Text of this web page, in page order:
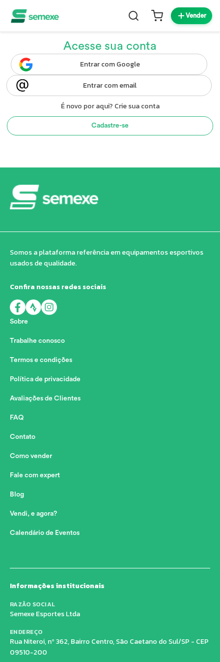
Vender
Acesse sua conta
Entrar com Google
Entrar com email
É novo por aqui? Crie sua conta
Cadastre-se
Somos a plataforma referência em equipamentos esportivos
usados de qualidade.
Confira nossas redes sociais
Sobre
Trabalhe conosco
Termos e condições
Política de privacidade
Avaliações de Clientes
FAQ
Contato
Como vender
Fale com expert
Blog
Vendi, e agora?
Calendário de Eventos
Informações institucionais
RAZÃO SOCIAL
Semexe Esportes Ltda
ENDEREÇO
Rua Niteroi, nº 362, Bairro Centro, São Caetano do Sul/SP - CEP
09510-200